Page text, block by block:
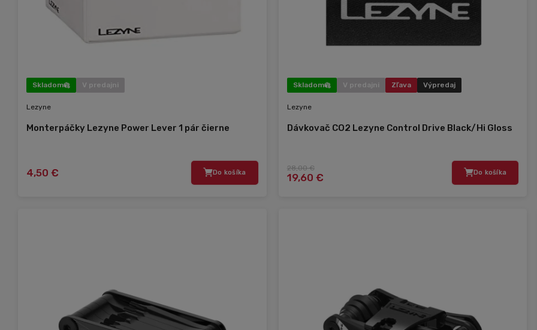
Skladom V predajni
Lezyne
Monterpáčky Lezyne Power Lever 1 pár čierne
4,50 € Do košíka
Skladom V predajni Zľava Výpredaj
Lezyne
Dávkovač CO2 Lezyne Control Drive Black/Hi Gloss
28,00 €
19,60 € Do košíka